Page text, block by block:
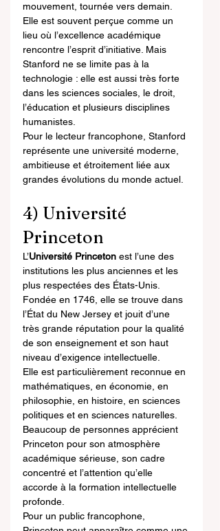
mouvement, tournée vers demain.
Elle est souvent perçue comme un
lieu où l’excellence académique
rencontre l’esprit d’initiative. Mais
Stanford ne se limite pas à la
technologie : elle est aussi très forte
dans les sciences sociales, le droit,
l’éducation et plusieurs disciplines
humanistes.
Pour le lecteur francophone, Stanford
représente une université moderne,
ambitieuse et étroitement liée aux
grandes évolutions du monde actuel.
4) Université
Princeton
L’Université Princeton est l’une des
institutions les plus anciennes et les
plus respectées des États-Unis.
Fondée en 1746, elle se trouve dans
l’État du New Jersey et jouit d’une
très grande réputation pour la qualité
de son enseignement et son haut
niveau d’exigence intellectuelle.
Elle est particulièrement reconnue en
mathématiques, en économie, en
philosophie, en histoire, en sciences
politiques et en sciences naturelles.
Beaucoup de personnes apprécient
Princeton pour son atmosphère
académique sérieuse, son cadre
concentré et l’attention qu’elle
accorde à la formation intellectuelle
profonde.
Pour un public francophone,